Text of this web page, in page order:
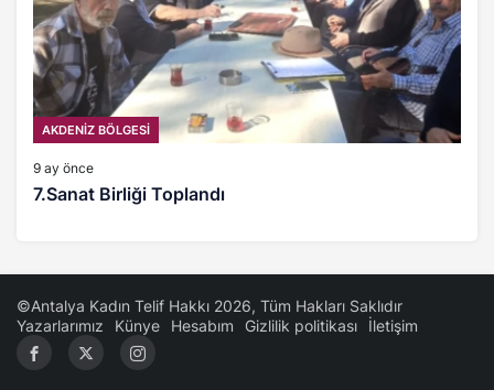
AKDENİZ BÖLGESİ
9 ay önce
7.Sanat Birliği Toplandı
©Antalya Kadın Telif Hakkı 2026, Tüm Hakları Saklıdır
Yazarlarımız
Künye Hesabım Gizlilik politikası İletişim